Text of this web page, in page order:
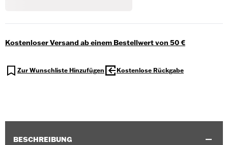
Kostenloser Versand ab einem Bestellwert von 50 €
Zur Wunschliste Hinzufügen Kostenlose Rückgabe
BESCHREIBUNG